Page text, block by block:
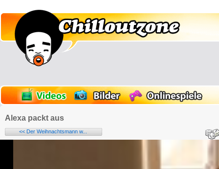
Alexa packt aus
<< Der Weihnachtsmann w...